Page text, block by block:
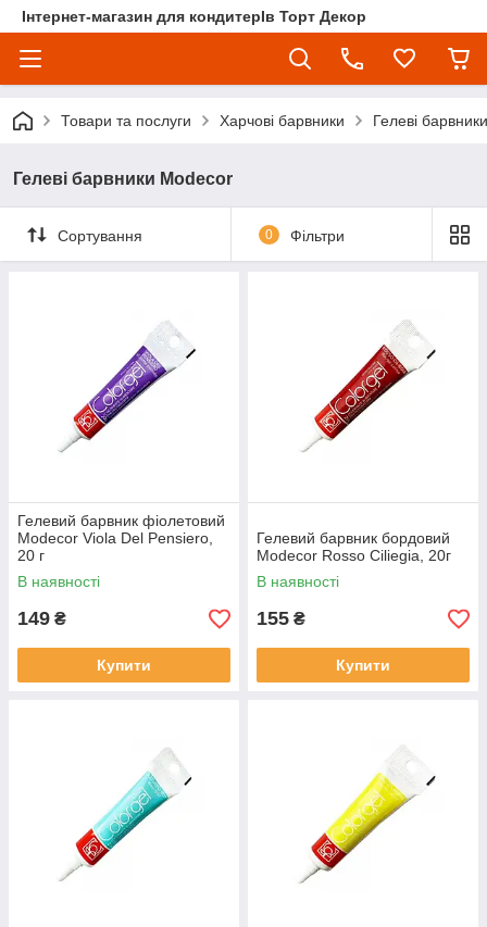
Інтернет-магазин для кондитерІв Торт Декор
Товари та послуги Харчові барвники Гелеві
Гелеві барвники Modecor
Сортування 0 Фільтри
Гелевий барвник фіолетовий
Modecor Viola Del Pensiero,
20 г
В наявності
149 ₴
Купити
Гелевий барвник бордовий
Modecor Rosso Ciliegia, 20г
В наявності
155 ₴
Купити